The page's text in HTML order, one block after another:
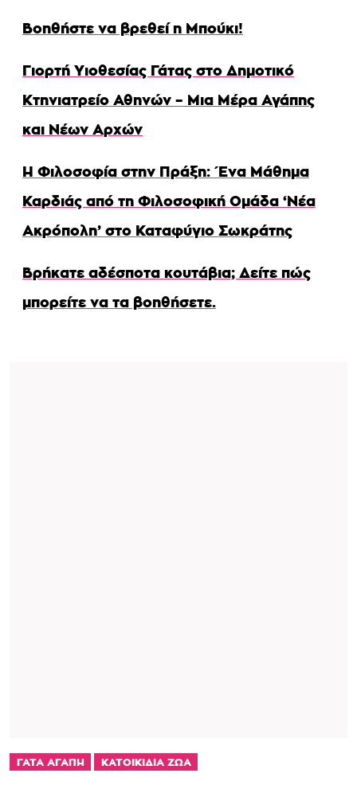
Βοηθήστε να βρεθεί η Μπούκι!
Γιορτή Υιοθεσίας Γάτας στο Δημοτικό
Κτηνιατρείο Αθηνών – Μια Μέρα Αγάπης
και Νέων Αρχών
Η Φιλοσοφία στην Πράξη: Ένα Μάθημα
Καρδιάς από τη Φιλοσοφική Ομάδα ‘Νέα
Ακρόπολη’ στο Καταφύγιο Σωκράτης
Βρήκατε αδέσποτα κουτάβια; Δείτε πώς
μπορείτε να τα βοηθήσετε.
ΓΑΤΑ ΑΓΑΠΗ ΚΑΤΟΙΚΙΔΙΑ ΖΩΑ